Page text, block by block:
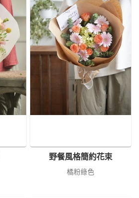
野餐風格簡約花束
橘粉綠色